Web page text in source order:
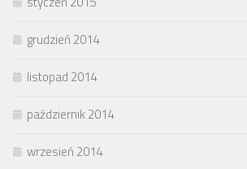
grudzień 2014
listopad 2014
październik 2014
wrzesień 2014